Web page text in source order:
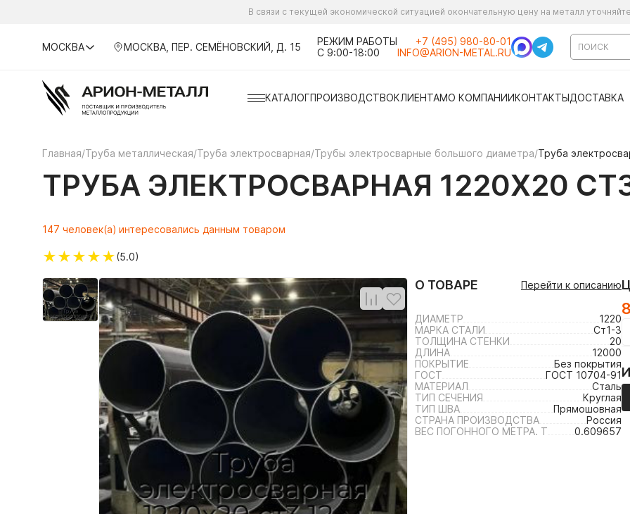
В связи с текущей экономической ситуацией окончательную цену на металл
МОСКВА МОСКВА, ПЕР. СЕМЁНОВСКИЙ, Д. 15
РЕЖИМ РАБОТЫ
С 9:00-18:00
+7 (495) 980-80-01
INFO@ARION-METAL.RU
КАТАЛОГПРОИЗВОДСТВОКЛИЕНТАМО КОМПАНИИКОНТАКТЫДОСТАВКА
Главная/Труба металлическая/Труба электросварная/Трубы электросварные большого диаметра/Труба
ТРУБА ЭЛЕКТРОСВАРНАЯ 1220Х20
147 человек(а) интересовались данным товаром
★★★★★(5.0)
О ТОВАРЕ Перейти к описанию
ДИАМЕТР
1220
МАРКА СТАЛИ
Ст1-3
ТОЛЩИНА СТЕНКИ
20
ДЛИНА
12000
ПОКРЫТИЕ
Без покрытия
ГОСТ
ГОСТ 10704-91
МАТЕРИАЛ
Сталь
ТИП СЕЧЕНИЯ
Круглая
ТИП ШВА
Прямошовная
СТРАНА ПРОИЗВОДСТВА
Россия
ВЕС ПОГОННОГО МЕТРА. Т
0.609657